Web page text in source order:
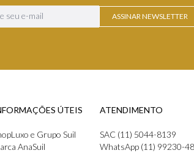
ASSINAR NEWSLETTER
ÚTEIS
e Grupo Suil
AnaSuil
ATENDIMENTO
SAC (11) 5044-8139
WhatsApp (11) 99230-